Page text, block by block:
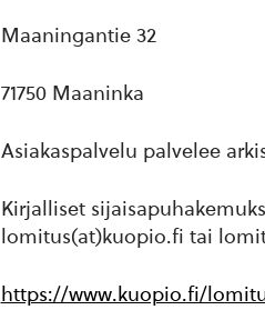
Maaningantie 32
71750 Maaninka
Asiakaspalvelu palvelee
Kirjalliset
lomitus(at)kuopio.fi tai
https://www.kuopio.fi/